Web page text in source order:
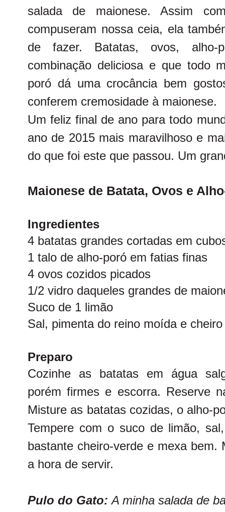
salada de maionese. Assim
compuseram nossa ceia, ela
de fazer. Batatas, ovos, alho-
combinação deliciosa e que todo
poró dá uma crocância bem
conferem cremosidade à maionese.
Um feliz final de ano para todo
ano de 2015 mais maravilhoso e
do que foi este que passou. Um
Maionese de Batata, Ovos e
Ingredientes
4 batatas grandes cortadas em
1 talo de alho-poró em fatias finas
4 ovos cozidos picados
1/2 vidro daqueles grandes de
Suco de 1 limão
Sal, pimenta do reino moída e
Preparo
Cozinhe as batatas em água
porém firmes e escorra. Reserve
Misture as batatas cozidas, o alho-
Tempere com o suco de limão,
bastante cheiro-verde e mexa bem.
a hora de servir.
Pulo do Gato:A minha salada de